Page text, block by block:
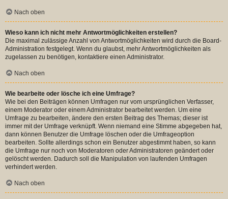
Nach oben
Wieso kann ich nicht mehr Antwortmöglichkeiten erstellen?
Die maximal zulässige Anzahl von Antwortmöglichkeiten wird durch die Board-
Administration festgelegt. Wenn du glaubst, mehr Antwortmöglichkeiten als
zugelassen zu benötigen, kontaktiere einen Administrator.
Nach oben
Wie bearbeite oder lösche ich eine Umfrage?
Wie bei den Beiträgen können Umfragen nur vom ursprünglichen Verfasser,
einem Moderator oder einem Administrator bearbeitet werden. Um eine
Umfrage zu bearbeiten, ändere den ersten Beitrag des Themas; dieser ist
immer mit der Umfrage verknüpft. Wenn niemand eine Stimme abgegeben hat,
dann können Benutzer die Umfrage löschen oder die Umfrageoption
bearbeiten. Sollte allerdings schon ein Benutzer abgestimmt haben, so kann
die Umfrage nur noch von Moderatoren oder Administratoren geändert oder
gelöscht werden. Dadurch soll die Manipulation von laufenden Umfragen
verhindert werden.
Nach oben